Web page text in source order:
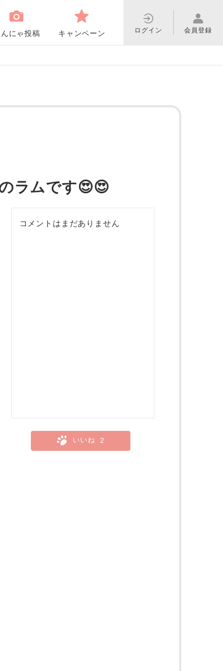
ログイン 会員登録
にゃ投稿 キャンペーン
ラムです😍😍
コメントはまだありません
いいね 2